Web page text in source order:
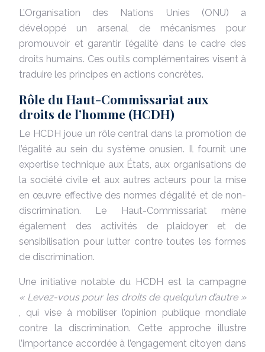
L’Organisation des Nations Unies (ONU) a
développé un arsenal de mécanismes pour
promouvoir et garantir l’égalité dans le cadre des
droits humains. Ces outils complémentaires visent à
traduire les principes en actions concrètes.
Rôle du Haut-Commissariat aux
droits de l’homme (HCDH)
Le HCDH joue un rôle central dans la promotion de
l’égalité au sein du système onusien. Il fournit une
expertise technique aux États, aux organisations de
la société civile et aux autres acteurs pour la mise
en œuvre effective des normes d’égalité et de non-
discrimination. Le Haut-Commissariat mène
également des activités de plaidoyer et de
sensibilisation pour lutter contre toutes les formes
de discrimination.
Une initiative notable du HCDH est la campagne
« Levez-vous pour les droits de quelqu’un d’autre »
, qui vise à mobiliser l’opinion publique mondiale
contre la discrimination. Cette approche illustre
l’importance accordée à l’engagement citoyen dans